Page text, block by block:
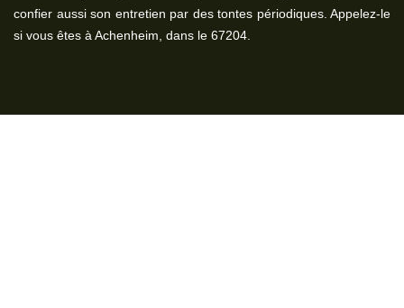
confier aussi son entretien par des tontes périodiques. Appelez-le
si vous êtes à Achenheim, dans le 67204.